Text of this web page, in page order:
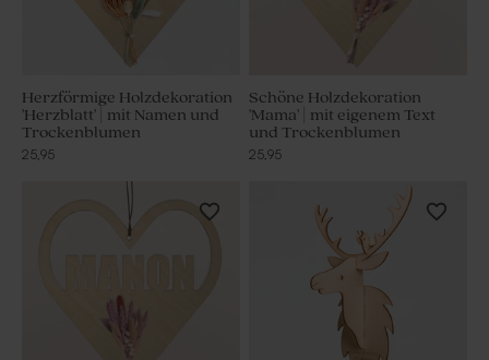
Herzförmige Holzdekoration
'Herzblatt' | mit Namen und
Trockenblumen
25,95
Schöne Holzdekoration
'Mama' | mit eigenem Text
und Trockenblumen
25,95